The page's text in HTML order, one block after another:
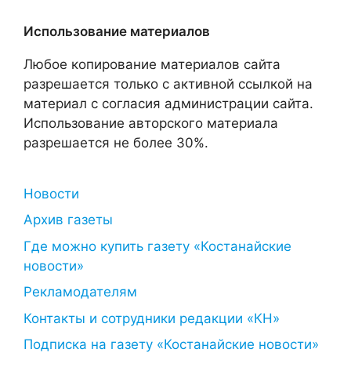
Использование материалов
Любое копирование материалов сайта
разрешается только с активной ссылкой на
материал с согласия администрации сайта.
Использование авторского материала
разрешается не более 30%.
Новости
Архив газеты
Где можно купить газету «Костанайские
новости»
Рекламодателям
Контакты и сотрудники редакции «КН»
Подписка на газету «Костанайские новости»